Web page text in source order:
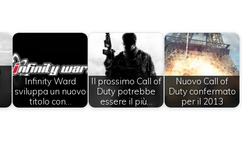
Infinity Ward
sviluppa un nuovo
titolo con…
Il prossimo Call of
Duty potrebbe
essere il più…
Nuovo Call of
Duty confermato
per il 2013